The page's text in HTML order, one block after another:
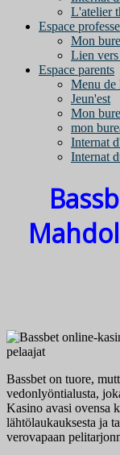
L'atelier
Espace
Mon
Lien vers
Espace parents
Menu de
Jeun'est
Mon
mon
Internat
Internat
Bassbet on tuore,
vedonlyöntialusta,
Kasino avasi ovensa
lähtölaukauksesta ja
verovapaan